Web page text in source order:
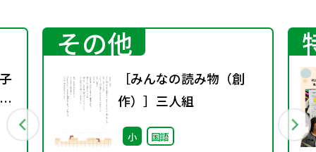
その他
［みんなの読み物（創
作）］三人組
小 国語